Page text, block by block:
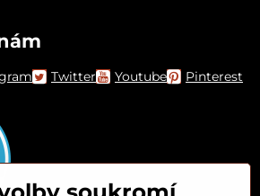
Twitter Youtube Pinterest